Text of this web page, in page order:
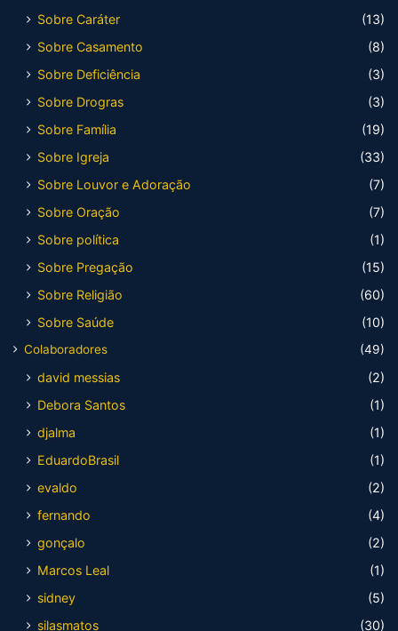
Sobre Caráter
(13)
Sobre Casamento
(8)
Sobre Deficiência
(3)
Sobre Drogras
(3)
Sobre Família
(19)
Sobre Igreja
(33)
Sobre Louvor e Adoração
(7)
Sobre Oração
(7)
Sobre política
(1)
Sobre Pregação
(15)
Sobre Religião
(60)
Sobre Saúde
(10)
Colaboradores (49)
david messias
(2)
Debora Santos
(1)
djalma
(1)
EduardoBrasil
(1)
evaldo
(2)
fernando
(4)
gonçalo
(2)
Marcos Leal
(1)
sidney
(5)
silasmatos
(30)